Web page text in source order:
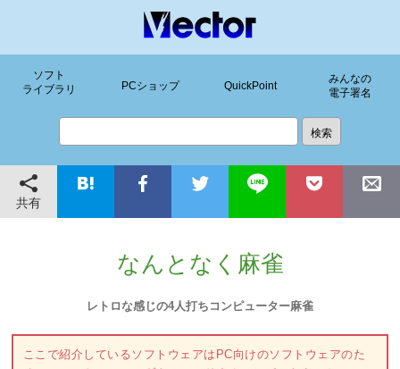
ソフト
ライブラリ
PCショップ QuickPoint
みんなの
電子署名
共有
なんとなく麻雀
レトロな感じの4人打ちコンピューター麻雀
ここで紹介しているソフトウェアはPC向けのソフトウェアのた